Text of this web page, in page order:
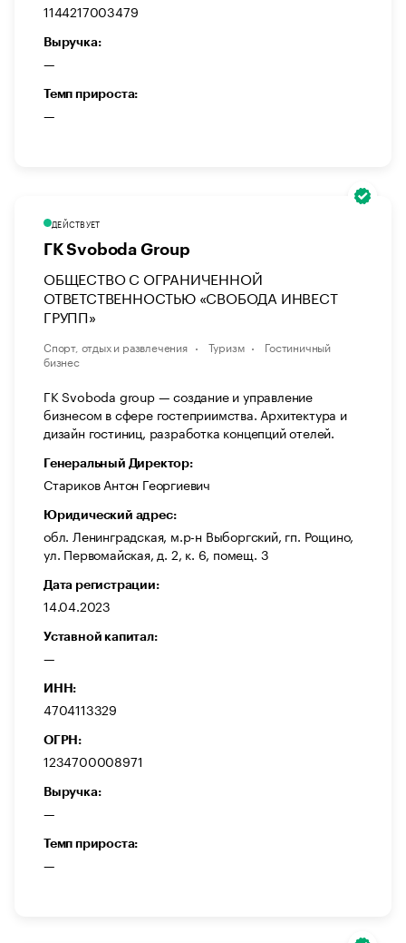
1144217003479
Выручка:
—
Темп прироста:
—
ДЕЙСТВУЕТ
ГК Svoboda Group
ОБЩЕСТВО С ОГРАНИЧЕННОЙ
ОТВЕТСТВЕННОСТЬЮ «СВОБОДА ИНВЕСТ
ГРУПП»
Спорт, отдых и развлечения Туризм
Гостиничный
бизнес
ГК Svoboda group — создание и управление
бизнесом в сфере гостеприимства. Архитектура и
дизайн гостиниц, разработка концепций отелей.
Генеральный Директор:
Стариков Антон Георгиевич
Юридический адрес:
обл. Ленинградская, м.р-н Выборгский, гп. Рощино,
ул. Первомайская, д. 2, к. 6, помещ. 3
Дата регистрации:
14.04.2023
Уставной капитал:
—
ИНН:
4704113329
ОГРН:
1234700008971
Выручка:
—
Темп прироста:
—